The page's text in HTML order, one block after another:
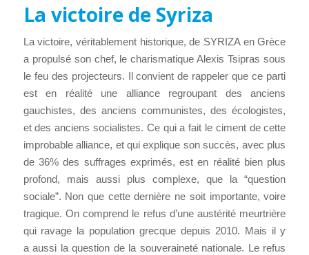
La victoire de Syriza
La victoire, véritablement historique, de SYRIZA en Grèce
a propulsé son chef, le charismatique Alexis Tsipras sous
le feu des projecteurs. Il convient de rappeler que ce parti
est en réalité une alliance regroupant des anciens
gauchistes, des anciens communistes, des écologistes,
et des anciens socialistes. Ce qui a fait le ciment de cette
improbable alliance, et qui explique son succès, avec plus
de 36% des suffrages exprimés, est en réalité bien plus
profond, mais aussi plus complexe, que la “question
sociale”. Non que cette dernière ne soit importante, voire
tragique. On comprend le refus d’une austérité meurtrière
qui ravage la population grecque depuis 2010. Mais il y
aaussi la question de la souveraineté nationale. Le refus